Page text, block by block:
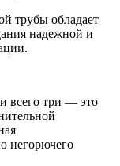
трубы обладает
надежной и
всего три — это
негорючего